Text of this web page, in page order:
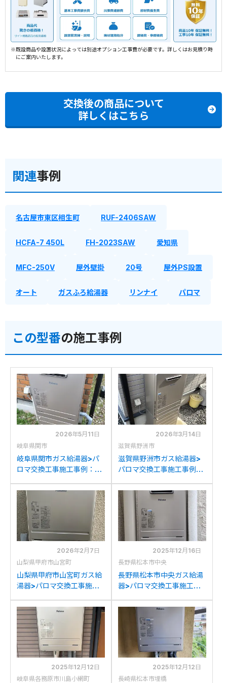
※既設商品や設置状況によっては別途オプション工事費が必要です。詳しくはお見積り時
にご案内いたします。
交換後の商品について
詳しくはこちら
関連事例
名古屋市東区相生町 RUF-2406SAW
HCFA-7 450L FH-2023SAW 愛知県
MFC-250V 屋外壁掛 20号 屋外PS設置
オート ガスふろ給湯器 リンナイ パロマ
この型番の施工事例
2026年5月11日
岐阜県関市
岐阜県関市ガス給湯器>パ
ロマ交換工事施工事例：リ
からパロマFH-2023SAW
への交換
2026年3月14日
滋賀県野洲市
滋賀県野洲市ガス給湯器>
パロマ交換工事施工事例：
2413AWXDからパロマ
FH-2023SAWへの交換
2026年2月7日
山梨県甲府市山宮町
山梨県甲府市山宮町ガス給
湯器>パロマ交換工事施工
2401SAWからパロマFH-
2023SAWへの交換
2025年12月16日
長野県松本市中央
長野県松本市中央ガス給湯
器>パロマ交換工事施工事
E204AWDLからパロマ
FH-2023SAWへの交換
2025年12月12日
岐阜県各務原市川島小網町
2025年12月12日
長崎県松本市埋橋